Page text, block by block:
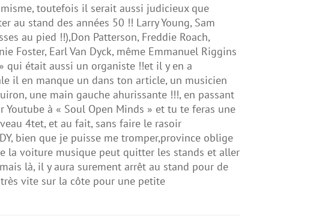
toutefois il serait aussi judicieux que
au stand des années 50 !! Larry Young, Sam
au pied !!),Don Patterson, Freddie Roach,
Foster, Earl Van Dyck, même Emmanuel Riggins
qui était aussi un organiste !!et il y en a
il en manque un dans ton article, un musicien
une main gauche ahurissante !!!, en passant
à « Soul Open Minds » et tu te feras une
4tet, et au fait, sans faire le rasoir
bien que je puisse me tromper,province oblige
la voiture musique peut quitter les stands et aller
là, il y aura surement arrêt au stand pour de
vite sur la côte pour une petite